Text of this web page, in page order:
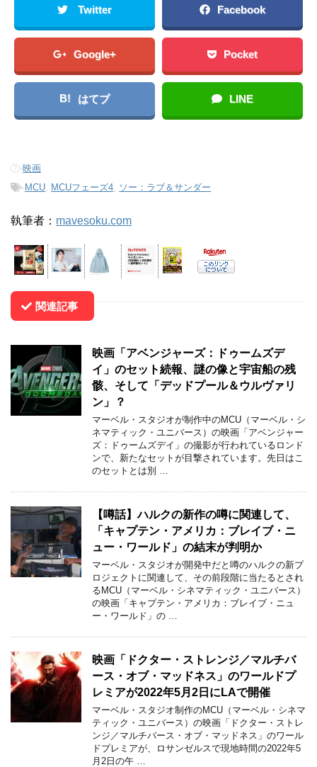
Twitter Facebook
Google+ Pocket
B! はてブ LINE
-映画
-MCU MCUフェーズ4 ソー：ラブ＆サンダー
執筆者： mavesoku.com
関連記事
映画「アベンジャーズ：ドゥームズデ
イ」のセット続報、謎の像と宇宙船の残
骸、そして「デッドプール＆ウルヴァリ
ン」？
マーベル・スタジオが制作中のMCU（マーベル・シ
ネマティック・ユニバース）の映画「アベンジャー
ズ：ドゥームズデイ」の撮影が行われているロンド
ンで、新たなセットが目撃されています。先日はこ
のセットとは別 …
【噂話】ハルクの新作の噂に関連して、
「キャプテン・アメリカ：ブレイブ・ニ
ュー・ワールド」の結末が判明か
マーベル・スタジオが開発中だと噂のハルクの新プ
ロジェクトに関連して、その前段階に当たるとされ
るMCU（マーベル・シネマティック・ユニバース）
の映画「キャプテン・アメリカ：ブレイブ・ニュ
ー・ワールド」の …
映画「ドクター・ストレンジ／マルチバ
ース・オブ・マッドネス」のワールドプ
レミアが2022年5月2日にLAで開催
マーベル・スタジオ制作のMCU（マーベル・シネマ
ティック・ユニバース）の映画「ドクター・ストレ
ンジ／マルチバース・オブ・マッドネス」のワール
ドプレミアが、ロサンゼルスで現地時間の2022年5
月2日の午 …